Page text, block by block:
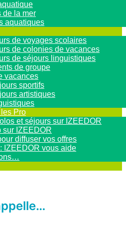
de la mer
aquatiques
de voyages scolaires
de colonies de vacances
de séjours linguistiques
de groupe
vacances
sportifs
artistiques
Pro
et séjours sur IZEEDOR
sur IZEEDOR
diffuser vos offres
IZEEDOR vous aide